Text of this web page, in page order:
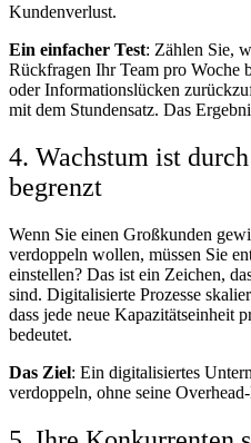
Kundenverlust.
Ein einfacher Test: Zählen Sie,
Rückfragen Ihr Team pro Woche
oder Informationslücken
mit dem Stundensatz. Das
4. Wachstum ist
begrenzt
Wenn Sie einen Großkunden
verdoppeln wollen, müssen Sie
einstellen? Das ist ein Zeichen,
sind. Digitalisierte Prozesse
dass jede neue Kapazitätseinheit
bedeutet.
Das Ziel: Ein digitalisiertes
verdoppeln, ohne seine